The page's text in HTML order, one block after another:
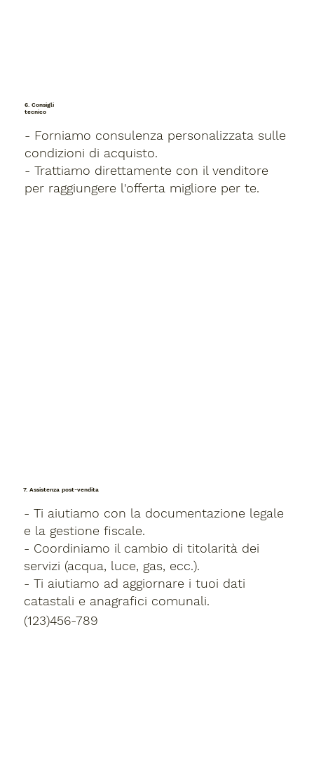
6. Consigli
tecnico
- Forniamo consulenza personalizzata sulle
condizioni di acquisto.
- Trattiamo direttamente con il venditore
per raggiungere l'offerta migliore per te.
7. Assistenza post-vendita
- Ti aiutiamo con la documentazione legale
e la gestione fiscale.
- Coordiniamo il cambio di titolarità dei
servizi (acqua, luce, gas, ecc.).
- Ti aiutiamo ad aggiornare i tuoi dati
catastali e anagrafici comunali.
(123)456-789